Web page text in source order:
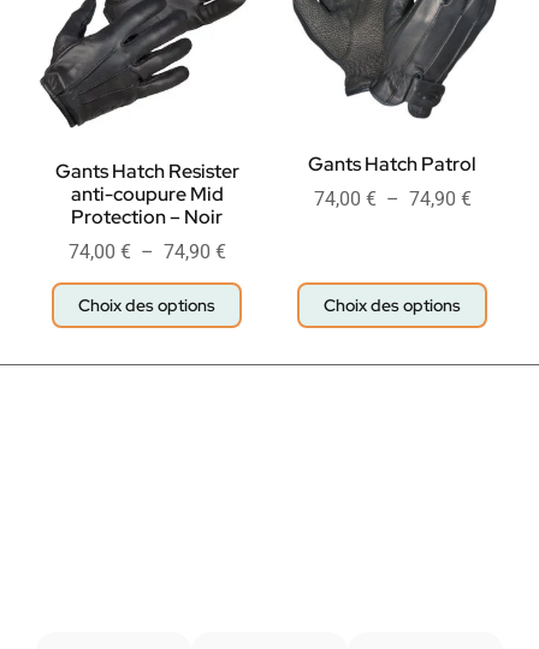
Gants Hatch Resister
anti-coupure Mid
Protection – Noir
74,00 € – 74,90 €
Choix des options
Gants Hatch Patrol
74,00 € – 74,90 €
Choix des options